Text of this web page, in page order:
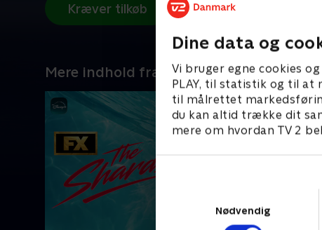
Dine data og
Vi bruger egne cookies
PLAY, til statistik og til at
til målrettet
du kan altid trække dit
mere om hvordan TV 2
Nødvendig
Kræver tilkøb
Mere indhold fra Disney+